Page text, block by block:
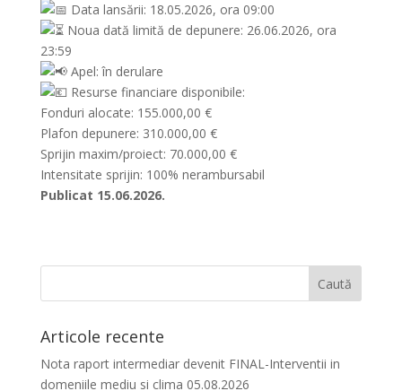
Data lansării: 18.05.2026, ora 09:00
Noua dată limită de depunere: 26.06.2026, ora
23:59
Apel: în derulare
Resurse financiare disponibile:
Fonduri alocate: 155.000,00 €
Plafon depunere: 310.000,00 €
Sprijin maxim/proiect: 70.000,00 €
Intensitate sprijin: 100% nerambursabil
Publicat 15.06.2026.
Articole recente
Nota raport intermediar devenit FINAL-Interventii in
domeniile mediu si clima 05.08.2026